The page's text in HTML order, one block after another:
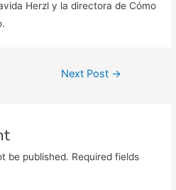
Herzl y la directora de Cómo
Next Post →
be published. Required fields